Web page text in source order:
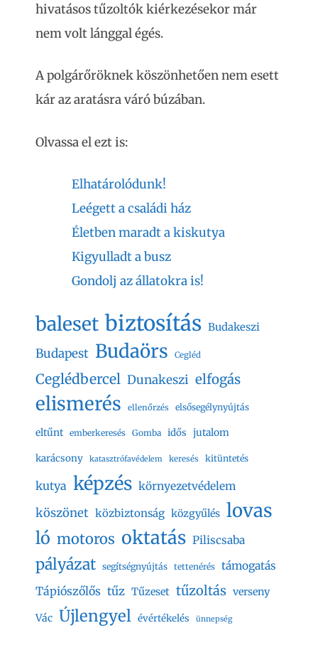
hivatásos tűzoltók kiérkezésekor már
nem volt lánggal égés.
A polgárőröknek köszönhetően nem esett
kár az aratásra váró búzában.
Olvassa el ezt is:
Elhatárolódunk!
Leégett a családi ház
Életben maradt a kiskutya
Kigyulladt a busz
Gondolj az állatokra is!
baleset biztosítás Budakeszi
Budapest Budaörs Cegléd
Ceglédbercel Dunakeszi elfogás
elismerés ellenőrzés elsősegélynyújtás
eltűnt emberkeresés Gomba idős jutalom
karácsony katasztrófavédelem keresés kitüntetés
kutya képzés környezetvédelem
köszönet közbiztonság közgyűlés lovas
ló motoros oktatás Piliscsaba
pályázat segítségnyújtás tettenérés támogatás
Tápiószőlős tűz Tűzeset tűzoltás verseny
Vác Újlengyel évértékelés ünnepség